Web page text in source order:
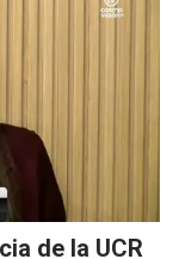
de la UCR